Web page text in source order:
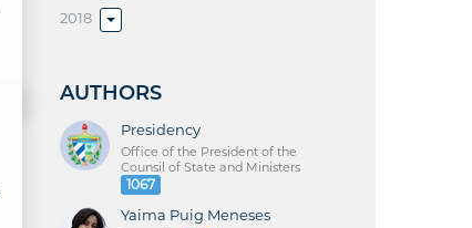
2018
AUTHORS
Presidency
Office of the President of the
Counsil of State and Ministers
1067
Yaima Puig Meneses